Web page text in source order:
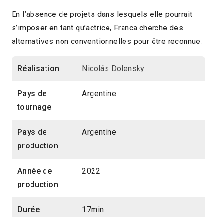
Nicolás Dolensky Argentine 2022
17min
2023 > Compétition Court-métrage
En l’absence de projets dans lesquels elle pourrait
s’imposer en tant qu’actrice, Franca cherche des
alternatives non conventionnelles pour être reconnue.
Réalisation Nicolás Dolensky
Pays de
tournage
Argentine
Pays de
production
Argentine
Année de
production
2022
Durée 17min